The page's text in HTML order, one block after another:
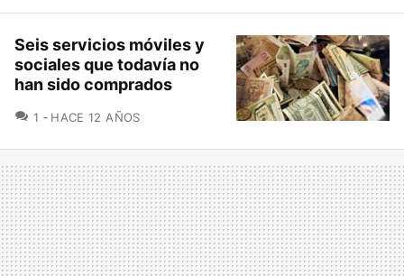
Seis servicios móviles y
sociales que todavía no
han sido comprados
1 COMENTARIOS
HACE 12 AÑOS